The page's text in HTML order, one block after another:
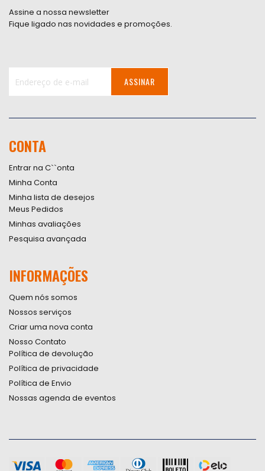
Assine a nossa newsletter
Fique ligado nas novidades e promoções.
Newsletter:
ASSINAR
CONTA
Entrar na C``onta
Minha Conta
Minha lista de desejos
Meus Pedidos
Minhas avaliações
Pesquisa avançada
INFORMAÇÕES
Quem nós somos
Nossos serviços
Criar uma nova conta
Nosso Contato
Política de devolução
Política de privacidade
Política de Envio
Nossas agenda de eventos